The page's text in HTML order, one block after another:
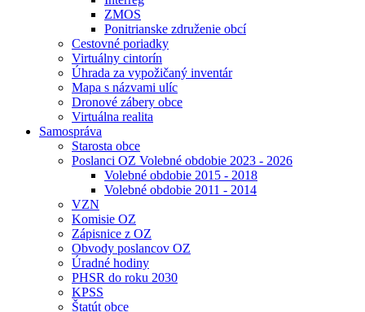
ZMOS
Ponitrianske združenie obcí
Cestovné poriadky
Virtuálny cintorín
Úhrada za vypožičaný inventár
Mapa s názvami ulíc
Dronové zábery obce
Virtuálna realita
Samospráva
Starosta obce
Poslanci OZ Volebné obdobie 2023 - 2026
Volebné obdobie 2015 - 2018
Volebné obdobie 2011 - 2014
VZN
Komisie OZ
Zápisnice z OZ
Obvody poslancov OZ
Úradné hodiny
PHSR do roku 2030
KPSS
Štatút obce